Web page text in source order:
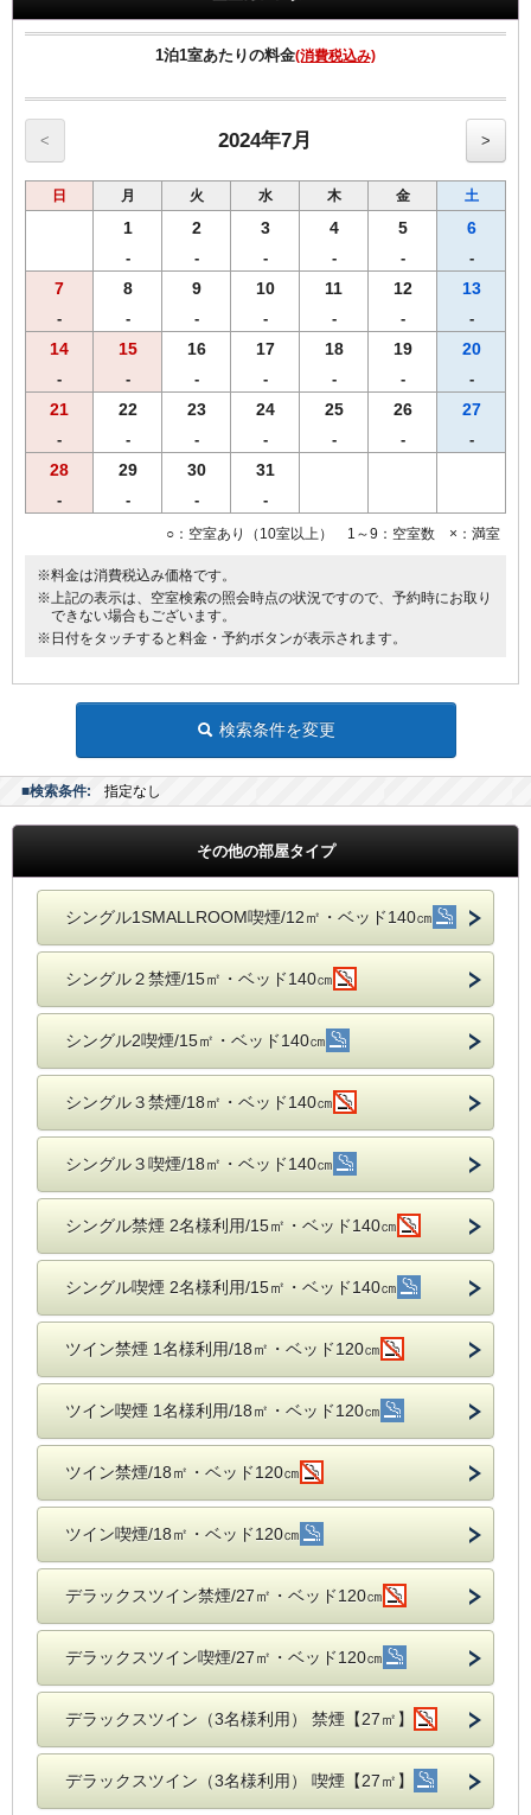
1泊1室あたりの料金(消費税込み)
< 2024年7月 >
日 月 火 水 木 金 土
1
-
2
-
3
-
4
-
5
-
6
-
7
-
8
-
9
-
10
-
11
-
12
-
13
-
14
-
15
-
16
-
17
-
18
-
19
-
20
-
21
-
22
-
23
-
24
-
25
-
26
-
27
-
28
-
29
-
30
-
31
-
○：空室あり（10室以上） 1～9：空室数 ×：満室
※料金は消費税込み価格です。
※上記の表示は、空室検索の照会時点の状況ですので、予約時にお取り
できない場合もございます。
※日付をタッチすると料金・予約ボタンが表示されます。
検索条件を変更
■検索条件: 指定なし
その他の部屋タイプ
シングル1SMALLROOM喫煙/12㎡・ベッド140㎝
シングル２禁煙/15㎡・ベッド140㎝
シングル2喫煙/15㎡・ベッド140㎝
シングル３禁煙/18㎡・ベッド140㎝
シングル３喫煙/18㎡・ベッド140㎝
シングル禁煙 2名様利用/15㎡・ベッド140㎝
シングル喫煙 2名様利用/15㎡・ベッド140㎝
ツイン禁煙 1名様利用/18㎡・ベッド120㎝
ツイン喫煙 1名様利用/18㎡・ベッド120㎝
ツイン禁煙/18㎡・ベッド120㎝
ツイン喫煙/18㎡・ベッド120㎝
デラックスツイン禁煙/27㎡・ベッド120㎝
デラックスツイン喫煙/27㎡・ベッド120㎝
デラックスツイン（3名様利用） 禁煙【27㎡】
デラックスツイン（3名様利用） 喫煙【27㎡】